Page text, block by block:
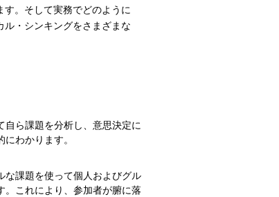
。そして実務でどのように
・シンキングをさまざまな
ら課題を分析し、意思決定に
わかります。
な課題を使って個人およびグル
。これにより、参加者が腑に落